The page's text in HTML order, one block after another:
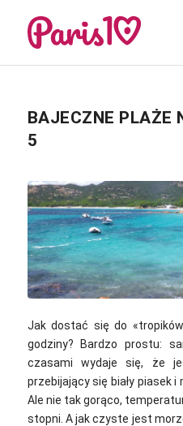
BAJECZNE PLAŻE
5
Jak dostać się do
godziny? Bardzo prostu:
czasami wydaje się, że
przebijający się biały piasek
Ale nie tak gorąco,
stopni. A jak czyste jest